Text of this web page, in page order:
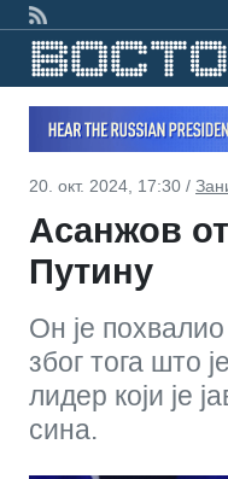
20. окт. 2024, 17:30 /
Асанжов
Путину
Он је
због тога што
лидер који је
сина.